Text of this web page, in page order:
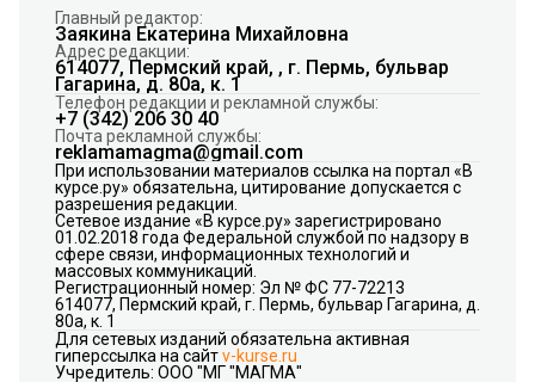
Главный редактор:
Заякина Екатерина Михайловна
Адрес редакции:
614077, Пермский край, , г. Пермь, бульвар
Гагарина, д. 80а, к. 1
Телефон редакции и рекламной службы:
+7 (342) 206 30 40
Почта рекламной службы:
reklamamagma@gmail.com
При использовании материалов ссылка на портал «В
курсе.ру» обязательна, цитирование допускается с
разрешения редакции.
Сетевое издание «В курсе.ру» зарегистрировано
01.02.2018 года Федеральной службой по надзору в
сфере связи, информационных технологий и
массовых коммуникаций.
Регистрационный номер: Эл № ФС 77-72213
614077, Пермский край, г. Пермь, бульвар Гагарина, д.
80а, к. 1
Для сетевых изданий обязательна активная
гиперссылка на сайтv-kurse.ru
Учредитель: ООО "МГ "МАГМА"